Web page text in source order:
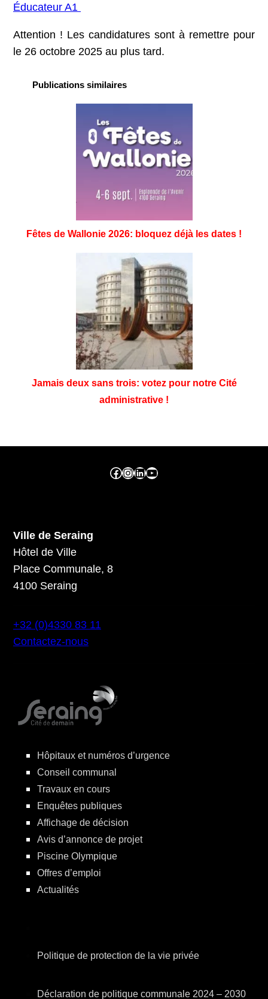
Éducateur A1
Attention ! Les candidatures sont à remettre pour
le 26 octobre 2025 au plus tard.
Publications similaires
Fêtes de Wallonie 2026: bloquez déjà les dates !
Jamais deux sans trois: votez pour notre Cité
administrative !
Facebook ville de seraing Instragram ville de seraing linkedin – ville de seraing YouTube
Ville de Seraing
Hôtel de Ville
Place Communale, 8
4100 Seraing
+32 (0)4330 83 11
Contactez-nous
Hôpitaux et numéros d’urgence
Conseil communal
Travaux en cours
Enquêtes publiques
Affichage de décision
Avis d’annonce de projet
Piscine Olympique
Offres d’emploi
Actualités
Politique de protection de la vie privée
Déclaration de politique communale 2024 – 2030